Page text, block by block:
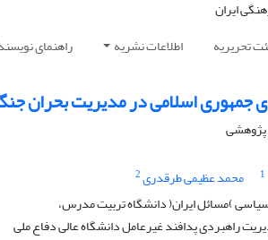
تحریریه اطلاعات نشریه راهنمای
جمهوری اسلامی در مدیریت بحران‌‌
پژوهشی
1 محمد عظیمی طرقدری2
)مسائل ایران( دانشگاه تربیت مدرس،
راهبردی پدافند غیرعامل دانشگاه عالی دفاع ملی